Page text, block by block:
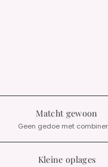
Matcht gewoon
Geen gedoe met
Kleine oplages